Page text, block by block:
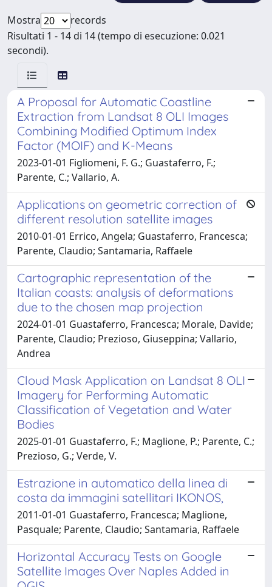
Mostra
records
Risultati 1 - 14 di 14 (tempo di esecuzione: 0.021
secondi).
A Proposal for Automatic Coastline
Extraction from Landsat 8 OLI Images
Combining Modified Optimum Index
Factor (MOIF) and K-Means
2023-01-01 Figliomeni, F. G.; Guastaferro, F.;
Parente, C.; Vallario, A.
Applications on geometric correction of
different resolution satellite images
2010-01-01 Errico, Angela; Guastaferro, Francesca;
Parente, Claudio; Santamaria, Raffaele
Cartographic representation of the
Italian coasts: analysis of deformations
due to the chosen map projection
2024-01-01 Guastaferro, Francesca; Morale, Davide;
Parente, Claudio; Prezioso, Giuseppina; Vallario,
Andrea
Cloud Mask Application on Landsat 8 OLI
Imagery for Performing Automatic
Classification of Vegetation and Water
Bodies
2025-01-01 Guastaferro, F.; Maglione, P.; Parente, C.;
Prezioso, G.; Verde, V.
Estrazione in automatico della linea di
costa da immagini satellitari IKONOS,
2011-01-01 Guastaferro, Francesca; Maglione,
Pasquale; Parente, Claudio; Santamaria, Raffaele
Horizontal Accuracy Tests on Google
Satellite Images Over Naples Added in